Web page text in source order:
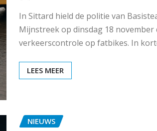
In Sittard hield de politie van
Mijnstreek op dinsdag 18 november
verkeerscontrole op fatbikes. In
LEES MEER
NIEUWS